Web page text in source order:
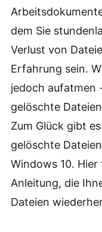
dem Sie
Verlust von
Erfahrung sein.
jedoch aufatmen
gelöschte
Zum Glück gibt
gelöschte
Windows 10.
Anleitung, die
Dateien